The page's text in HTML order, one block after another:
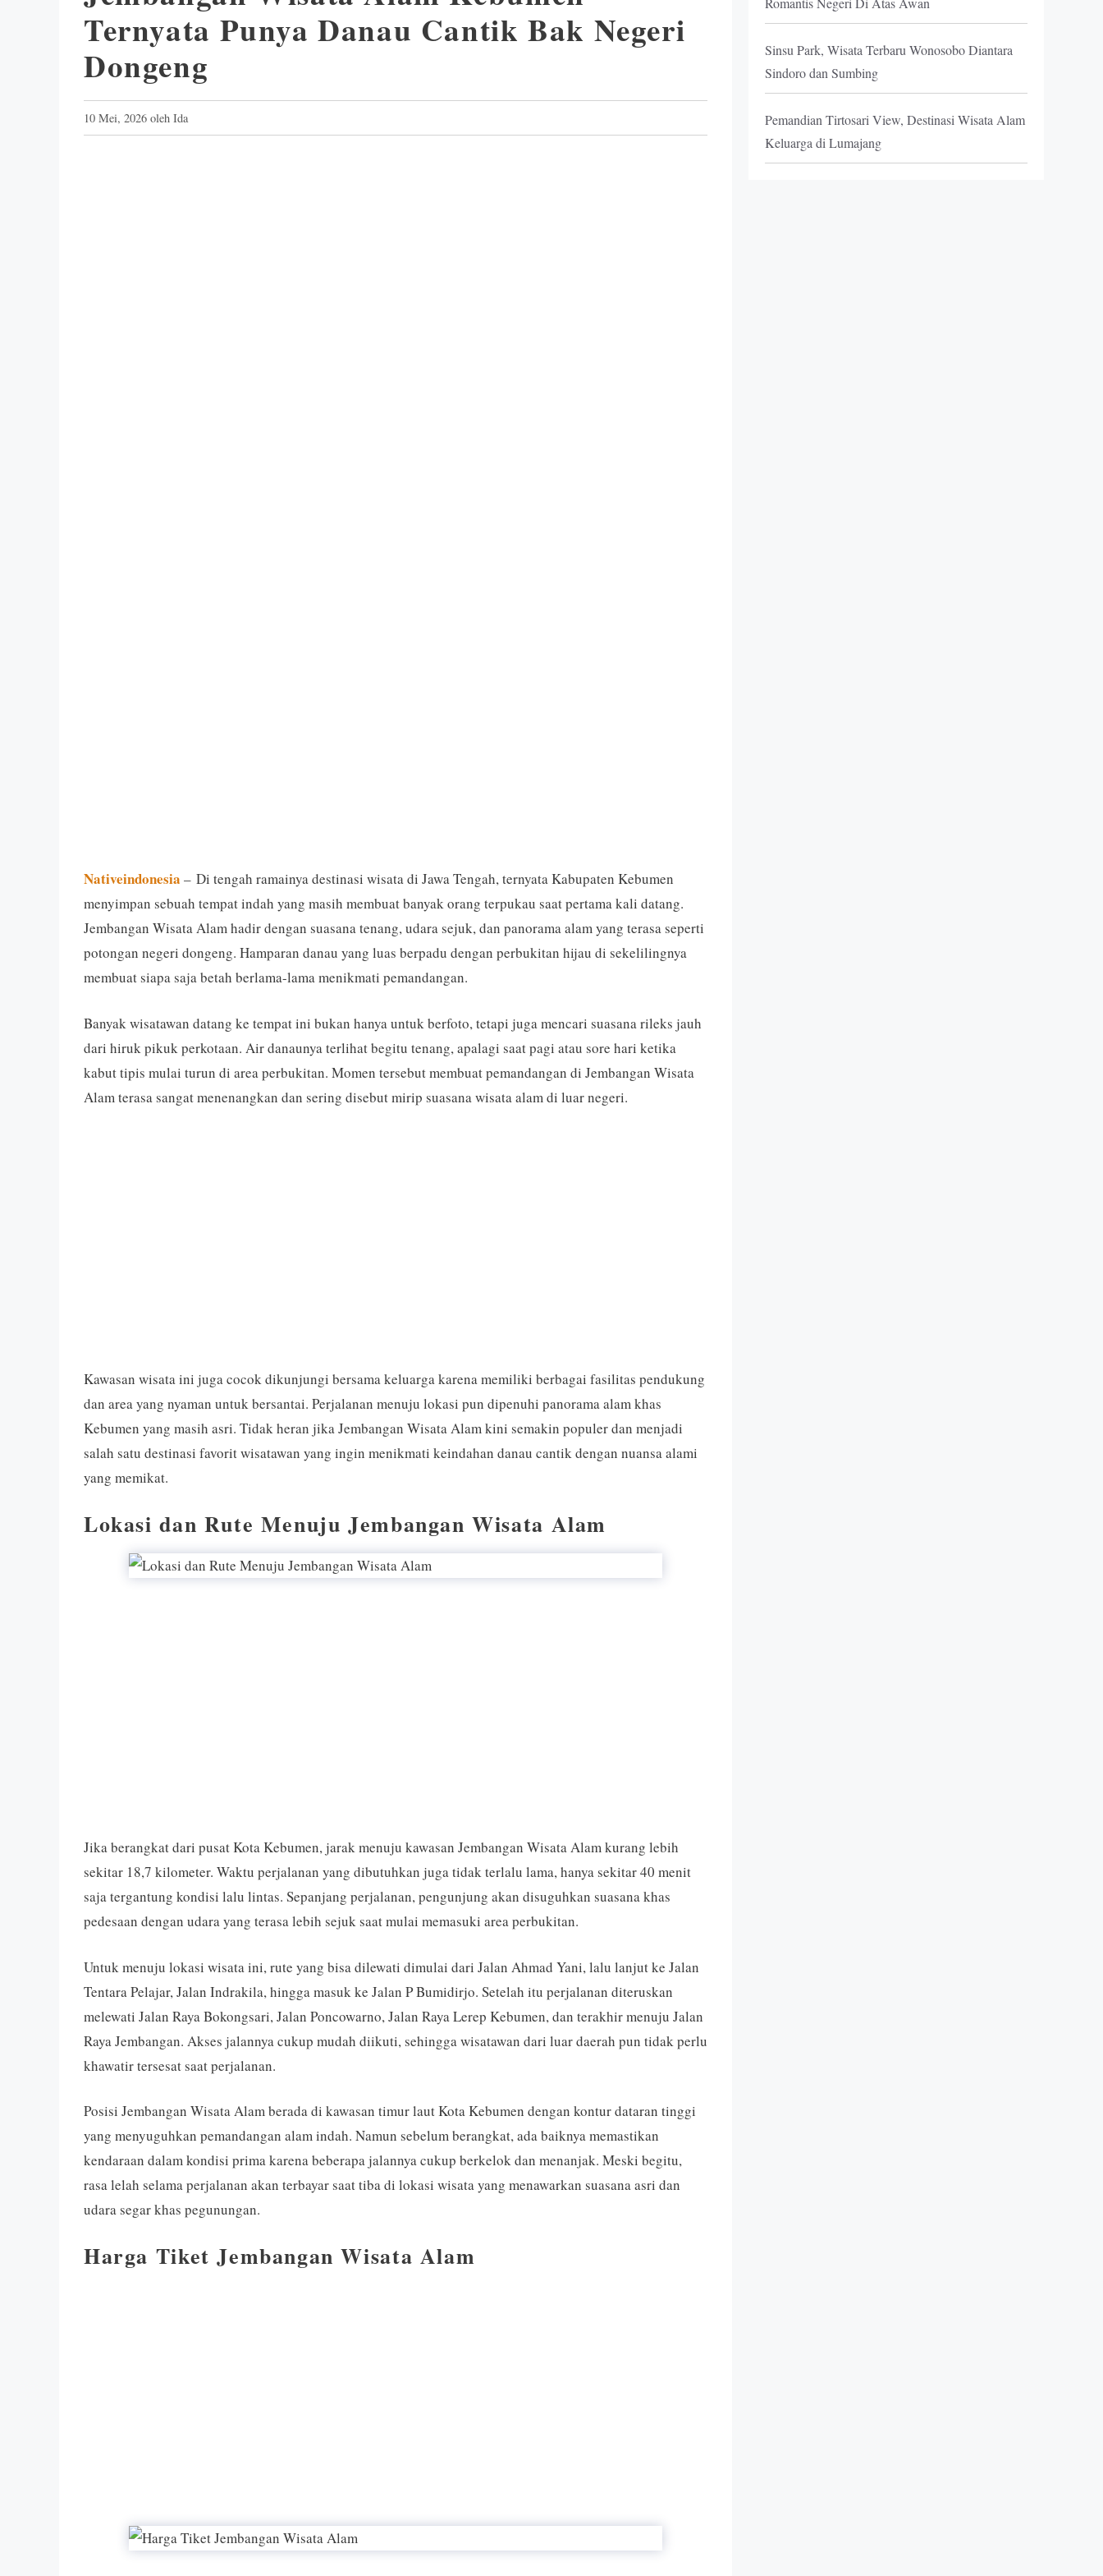
Ternyata Punya Danau Cantik Bak Negeri
Dongeng
10 Mei, 2026 oleh Ida
Nativeindonesia – Di tengah ramainya destinasi wisata di Jawa Tengah, ternyata Kabupaten Kebumen
menyimpan sebuah tempat indah yang masih membuat banyak orang terpukau saat pertama kali datang.
Jembangan Wisata Alam hadir dengan suasana tenang, udara sejuk, dan panorama alam yang terasa seperti
potongan negeri dongeng. Hamparan danau yang luas berpadu dengan perbukitan hijau di sekelilingnya
membuat siapa saja betah berlama-lama menikmati pemandangan.
Banyak wisatawan datang ke tempat ini bukan hanya untuk berfoto, tetapi juga mencari suasana rileks jauh
dari hiruk pikuk perkotaan. Air danaunya terlihat begitu tenang, apalagi saat pagi atau sore hari ketika
kabut tipis mulai turun di area perbukitan. Momen tersebut membuat pemandangan di Jembangan Wisata
Alam terasa sangat menenangkan dan sering disebut mirip suasana wisata alam di luar negeri.
Kawasan wisata ini juga cocok dikunjungi bersama keluarga karena memiliki berbagai fasilitas pendukung
dan area yang nyaman untuk bersantai. Perjalanan menuju lokasi pun dipenuhi panorama alam khas
Kebumen yang masih asri. Tidak heran jika Jembangan Wisata Alam kini semakin populer dan menjadi
salah satu destinasi favorit wisatawan yang ingin menikmati keindahan danau cantik dengan nuansa alami
yang memikat.
Lokasi dan Rute Menuju Jembangan Wisata Alam
Jika berangkat dari pusat Kota Kebumen, jarak menuju kawasan Jembangan Wisata Alam kurang lebih
sekitar 18,7 kilometer. Waktu perjalanan yang dibutuhkan juga tidak terlalu lama, hanya sekitar 40 menit
saja tergantung kondisi lalu lintas. Sepanjang perjalanan, pengunjung akan disuguhkan suasana khas
pedesaan dengan udara yang terasa lebih sejuk saat mulai memasuki area perbukitan.
Untuk menuju lokasi wisata ini, rute yang bisa dilewati dimulai dari Jalan Ahmad Yani, lalu lanjut ke Jalan
Tentara Pelajar, Jalan Indrakila, hingga masuk ke Jalan P Bumidirjo. Setelah itu perjalanan diteruskan
melewati Jalan Raya Bokongsari, Jalan Poncowarno, Jalan Raya Lerep Kebumen, dan terakhir menuju Jalan
Raya Jembangan. Akses jalannya cukup mudah diikuti, sehingga wisatawan dari luar daerah pun tidak perlu
khawatir tersesat saat perjalanan.
Posisi Jembangan Wisata Alam berada di kawasan timur laut Kota Kebumen dengan kontur dataran tinggi
yang menyuguhkan pemandangan alam indah. Namun sebelum berangkat, ada baiknya memastikan
kendaraan dalam kondisi prima karena beberapa jalannya cukup berkelok dan menanjak. Meski begitu,
rasa lelah selama perjalanan akan terbayar saat tiba di lokasi wisata yang menawarkan suasana asri dan
udara segar khas pegunungan.
Harga Tiket Jembangan Wisata Alam
Sinsu Park, Wisata Terbaru Wonosobo Diantara
Sindoro dan Sumbing
Pemandian Tirtosari View, Destinasi Wisata Alam
Keluarga di Lumajang